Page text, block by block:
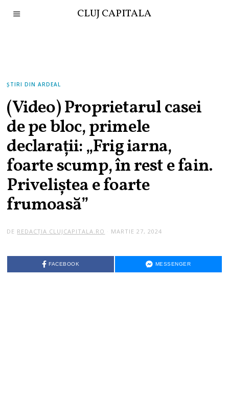
CLUJ CAPITALA
ȘTIRI DIN ARDEAL
(Video) Proprietarul casei
de pe bloc, primele
declarații: „Frig iarna,
foarte scump, în rest e fain.
Priveliştea e foarte
frumoasă”
DE REDACȚIA CLUJCAPITALA.RO MARTIE 27, 2024
FACEBOOK MESSENGER